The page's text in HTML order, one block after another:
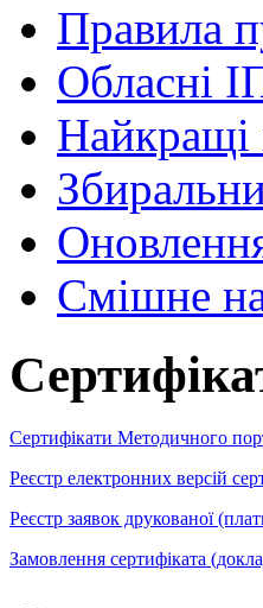
Правила
Обласні
Найкращі
Cмішне
Сертифікати Методичного
Реєстр електронних версій
Реєстр заявок друкованої
Замовлення сертифіката